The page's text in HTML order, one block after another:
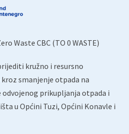
Waste CBC (TO 0 WASTE)
kružno i resursno
smanjenje otpada na
prikupljanja otpada i
u Općini Tuzi, Općini Konavle i